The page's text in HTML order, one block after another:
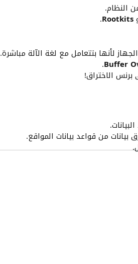
النظام.
Rootkits
.
لأنها بتتعامل مع لغة الآلة مباشرة.
Buffer
.
الاختراق!